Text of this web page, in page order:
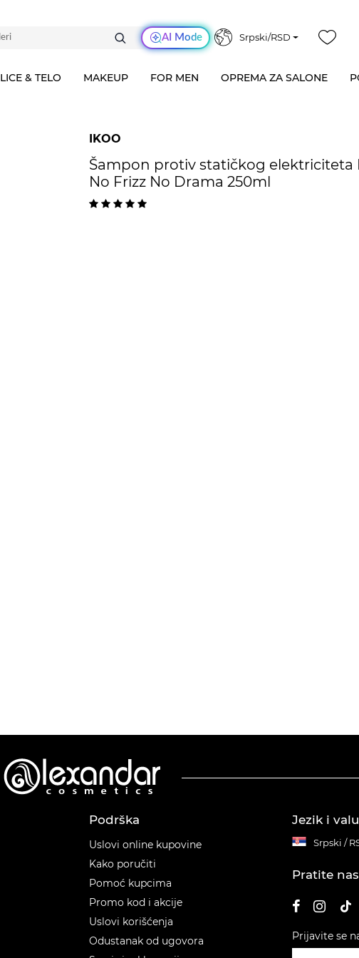
AI Mode Srpski/RSD
LICE & TELO MAKEUP FOR MEN OPREMA ZA SALONE
IKOO
Šampon protiv statičkog elektriciteta
No Frizz No Drama 250ml
Podrška
Uslovi online kupovine
Kako poručiti
Pomoć kupcima
Promo kod i akcije
Uslovi korišćenja
Odustanak od ugovora
Jezik i
Srpski /
Pratite nas
Prijavite se